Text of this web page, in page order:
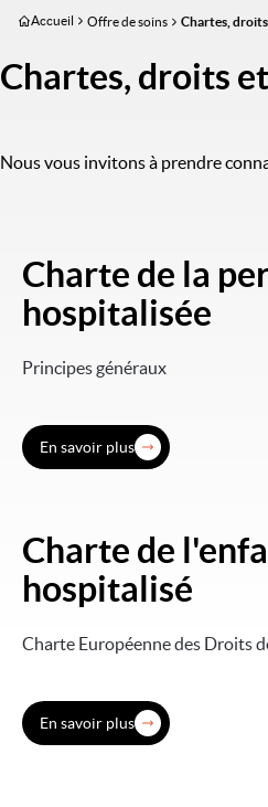
Aller
contenu
principal
Accueil Offre de soins Chartes,
Chartes, droits
Nous vous invitons à prendre
Image
Charte de la
hospitalisée
Principes généraux
En savoir plus
Image
Charte de
hospitalisé
Charte Européenne des Droits
En savoir plus